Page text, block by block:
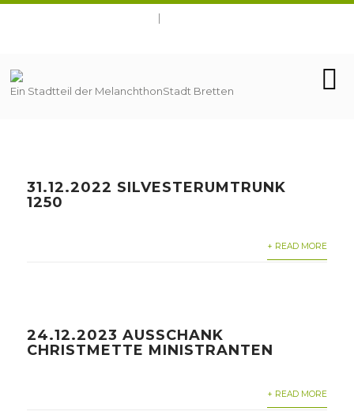
Ein Stadtteil der MelanchthonStadt Bretten
31.12.2022 SILVESTERUMTRUNK
1250
+ READ MORE
24.12.2023 AUSSCHANK
CHRISTMETTE MINISTRANTEN
+ READ MORE